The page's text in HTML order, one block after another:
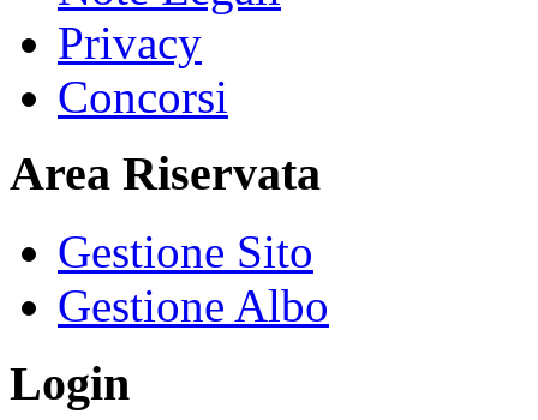
Privacy
Concorsi
Area Riservata
Gestione Sito
Gestione Albo
Login